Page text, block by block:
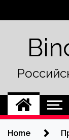
Home